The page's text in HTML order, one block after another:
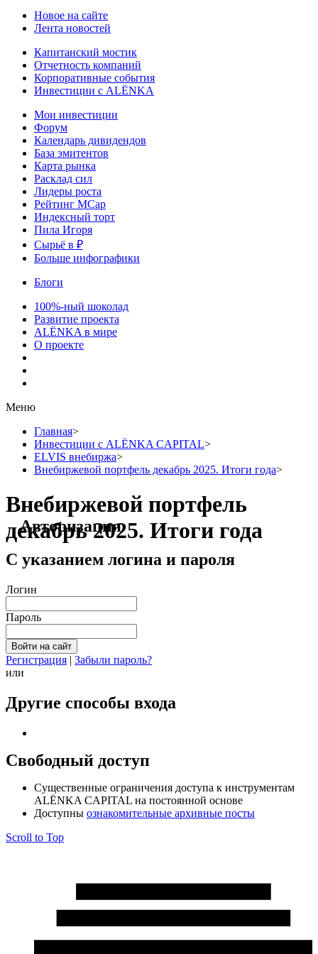
Новое на сайте
Лента новостей
Капитанский мостик
Отчетность компаний
Корпоративные события
Инвестиции с ALЁNKA
Мои инвестиции
Форум
Календарь дивидендов
База эмитентов
Карта рынка
Расклад сил
Лидеры роста
Рейтинг MCap
Индексный торт
Пила Игоря
Сырьё в ₽
Больше инфографики
Блоги
100%-ный шоколад
Развитие проекта
ALЁNKA в мире
О проекте
Меню
Главная>
Инвестиции с ALЁNKA CAPITAL>
ELVIS внебиржа>
Внебиржевой портфель декабрь 2025. Итоги года>
Внебиржевой портфель
декабрь 2025. Итоги года
Авторизация
С указанием логина и пароля
Логин
Пароль
Регистрация | Забыли пароль?
или
Другие способы входа
Свободный доступ
Cущественные ограничения доступа к инструментам
ALЁNKA CAPITAL на постоянной основе
Доступны ознакомительные архивные посты
Scroll to Top